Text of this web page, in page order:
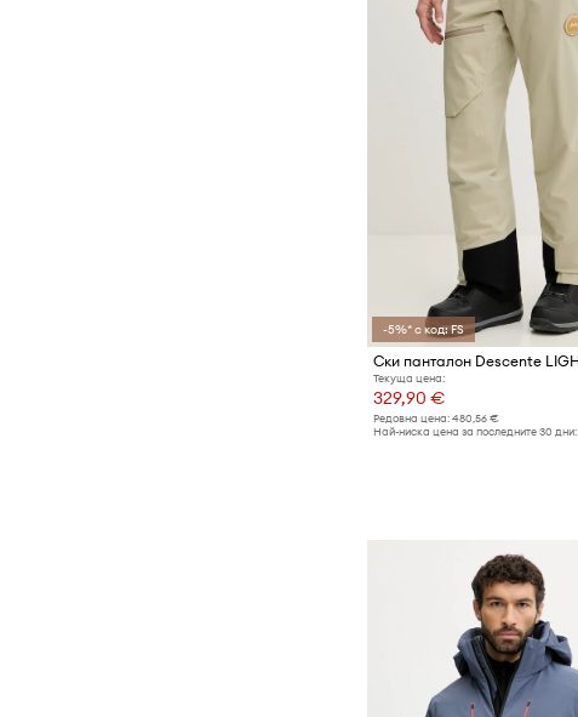
-5%* с код: FS
Текуща цена:
329,90 €
Редовна цена: 480,56 €
Най-ниска цена за последните 30 дни: